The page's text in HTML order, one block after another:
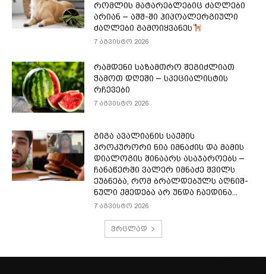
რომლის მატარებლებიც ძაღლები
არიან – აშშ-ში ჰიპოალერგიული
ძაღლები გამოიყვანეს
7 აგვისტო 2026
რამდენი საზამთრო შეგიძლიათ
ჭამოთ დღეში – სპეციალისტის
რჩევები
7 აგვისტო 2026
გიგა ავალიანის საქმის
პროკურორი ნია იმნაძის და მამის
დიალოგის შინაარს ასაჯაროებს –
ჩა­ნა­წერ­ში ვა­ლერ იმ­ნა­ძე შვილს
ეუბ­ნე­ბა, რომ ბრალ­დე­ბულს აღ­ნიშ­
ნუ­ლი ქმე­დე­ბა არ უნდა ჩა­ე­დი­ნა...
7 აგვისტო 2026
ვრცლად